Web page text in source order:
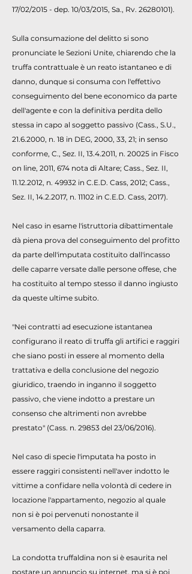
17/02/2015 - dep. 10/03/2015, Sa., Rv. 26280101).
Sulla consumazione del delitto si sono
pronunciate le Sezioni Unite, chiarendo che la
truffa contrattuale è un reato istantaneo e di
danno, dunque si consuma con l'effettivo
conseguimento del bene economico da parte
dell'agente e con la definitiva perdita dello
stessa in capo al soggetto passivo (Cass., S.U.,
21.6.2000, n. 18 in DEG, 2000, 33, 21; in senso
conforme, C., Sez. II, 13.4.2011, n. 20025 in Fisco
on line, 2011, 674 nota di Altare; Cass., Sez. II,
11.12.2012, n. 49932 in C.E.D. Cass, 2012; Cass.,
Sez. II, 14.2.2017, n. 11102 in C.E.D. Cass, 2017).
Nel caso in esame l'istruttoria dibattimentale
dà piena prova del conseguimento del profitto
da parte dell'imputata costituito dall'incasso
delle caparre versate dalle persone offese, che
ha costituito al tempo stesso il danno ingiusto
da queste ultime subito.
"Nei contratti ad esecuzione istantanea
configurano il reato di truffa gli artifici e raggiri
che siano posti in essere al momento della
trattativa e della conclusione del negozio
giuridico, traendo in inganno il soggetto
passivo, che viene indotto a prestare un
consenso che altrimenti non avrebbe
prestato" (Cass. n. 29853 del 23/06/2016).
Nel caso di specie l'imputata ha posto in
essere raggiri consistenti nell'aver indotto le
vittime a confidare nella volontà di cedere in
locazione l'appartamento, negozio al quale
non si è poi pervenuti nonostante il
versamento della caparra.
La condotta truffaldina non si è esaurita nel
postare un annuncio su internet, ma si è poi